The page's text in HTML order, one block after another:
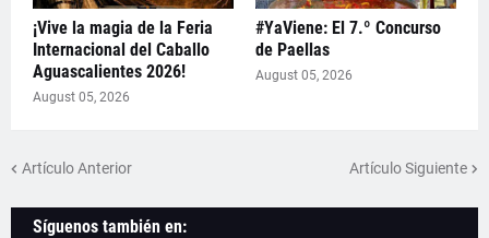
¡Vive la magia de la Feria
Internacional del Caballo
Aguascalientes 2026!
August 05, 2026
#YaViene: El 7.º Concurso
de Paellas
August 05, 2026
Artículo Anterior Artículo Siguiente
Síguenos también en: